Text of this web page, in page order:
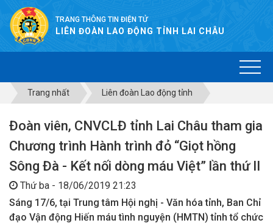
TRANG THÔNG TIN ĐIỆN TỬ
LIÊN ĐOÀN LAO ĐỘNG TỈNH LAI CHÂU
Trang nhất Liên đoàn Lao động tỉnh
Đoàn viên, CNVCLĐ tỉnh Lai Châu tham gia
Chương trình Hành trình đỏ “Giọt hồng
Sông Đà - Kết nối dòng máu Việt” lần thứ II
Thứ ba - 18/06/2019 21:23
Sáng 17/6, tại Trung tâm Hội nghị - Văn hóa tỉnh, Ban Chỉ
đạo Vận động Hiến máu tình nguyện (HMTN) tỉnh tổ chức